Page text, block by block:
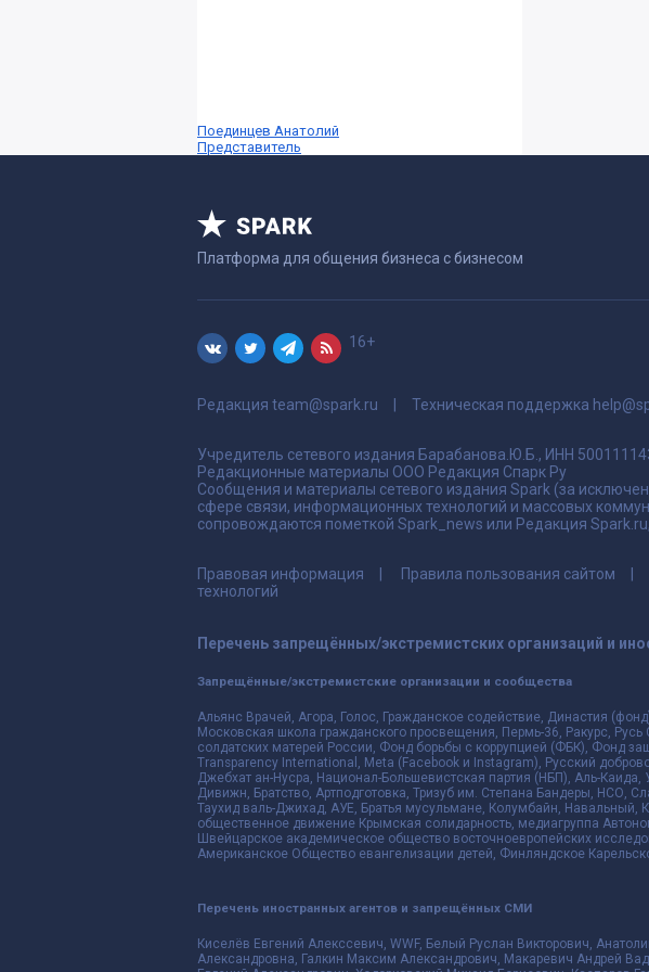
Поединцев Анатолий
Представитель
Платформа для общения бизнеса с бизнесом
16+
Редакция team@spark.ru Техническая поддержка
Учредитель сетевого издания Барабанова.Ю.Б., ИНН
Редакционные материалы ООО Редакция Спарк Ру
Сообщения и материалы сетевого издания Spark (за
сфере связи, информационных технологий и массовых
сопровождаются пометкой Spark_news или Редакция
Правовая информация Правила пользования сайтом
технологий
Перечень запрещённых/экстремистских организаций и
Запрещённые/экстремистские организации и сообщества
Альянс Врачей, Агора, Голос, Гражданское содействие, Династия
Московская школа гражданского просвещения, Пермь-36, Ракурс,
солдатских матерей России, Фонд борьбы с коррупцией (ФБК), Фонд
Transparency International, Meta (Facebook и Instagram), Русский
Джебхат ан-Нусра, Национал-Большевистская партия (НБП), Аль-
Дивижн, Братство, Артподготовка, Тризуб им. Степана Бандеры, НСО,
Таухид валь-Джихад, АУЕ, Братья мусульмане, Колумбайн, Навальный,
общественное движение Крымская солидарность, медиагруппа
Швейцарское академическое общество восточноевропейских
Американское Общество евангелизации детей, Финляндское
Перечень иностранных агентов и запрещённых СМИ
Киселёв Евгений Алекссевич, WWF, Белый Руслан Викторович,
Александровна, Галкин Максим Александрович, Макаревич Андрей